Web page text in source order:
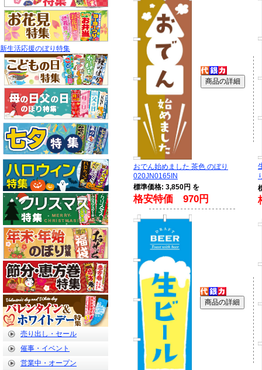
新生活応援のぼり特集
売り出し・セール
催事・イベント
営業中・オープン
おでん始めました 茶色 のぼり
020JN0165IN
標準価格: 3,850円 を
格安特価 970円